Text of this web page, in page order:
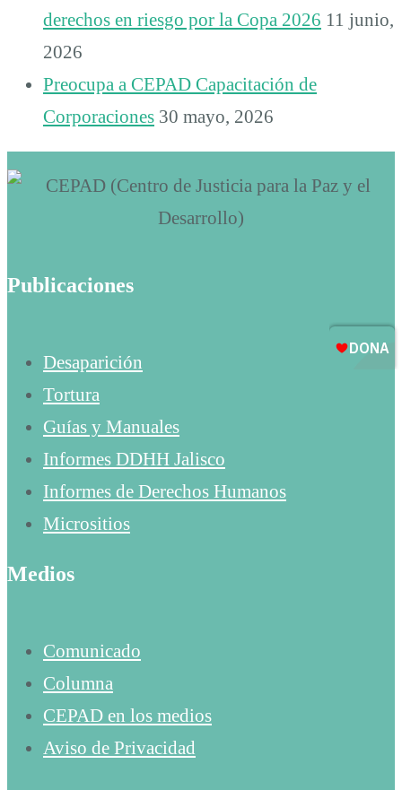
derechos en riesgo por la Copa 2026 11 junio,
2026
Preocupa a CEPAD Capacitación de
Corporaciones 30 mayo, 2026
Publicaciones
Desaparición
Tortura
Guías y Manuales
Informes DDHH Jalisco
Informes de Derechos Humanos
Micrositios
Medios
Comunicado
Columna
CEPAD en los medios
Aviso de Privacidad